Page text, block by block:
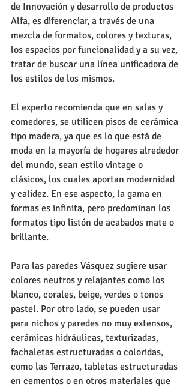
de Innovación y desarrollo de productos
Alfa, es diferenciar, a través de una
mezcla de formatos, colores y texturas,
los espacios por funcionalidad y a su vez,
tratar de buscar una línea unificadora de
los estilos de los mismos.
El experto recomienda que en salas y
comedores, se utilicen pisos de cerámica
tipo madera, ya que es lo que está de
moda en la mayoría de hogares alrededor
del mundo, sean estilo vintage o
clásicos, los cuales aportan modernidad
y calidez. En ese aspecto, la gama en
formas es infinita, pero predominan los
formatos tipo listón de acabados mate o
brillante.
Para las paredes Vásquez sugiere usar
colores neutros y relajantes como los
blanco, corales, beige, verdes o tonos
pastel. Por otro lado, se pueden usar
para nichos y paredes no muy extensos,
cerámicas hidráulicas, texturizadas,
fachaletas estructuradas o coloridas,
como las Terrazo, tabletas estructuradas
en cementos o en otros materiales que